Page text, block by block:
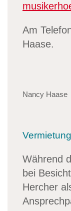
Am
Haase.
Nancy Haase
Während
bei
Hercher